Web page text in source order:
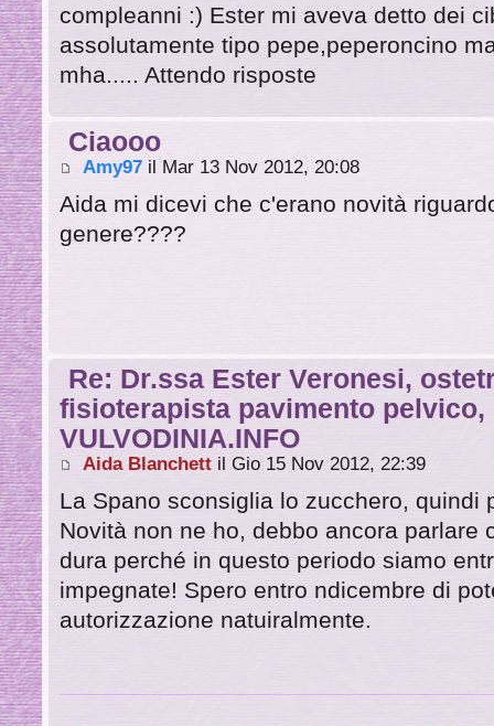
compleanni :) Ester mi aveva detto dei
assolutamente tipo pepe,peperoncino
mha..... Attendo risposte
Ciaooo
Amy97 il Mar 13 Nov 2012, 20:08
Aida mi dicevi che c'erano novità
genere????
Re: Dr.ssa Ester Veronesi,
fisioterapista pavimento pelvico,
VULVODINIA.INFO
Aida Blanchett il Gio 15 Nov 2012, 22:39
La Spano sconsiglia lo zucchero, quindi
Novità non ne ho, debbo ancora parlare
dura perché in questo periodo siamo
impegnate! Spero entro ndicembre di
autorizzazione natuiralmente.